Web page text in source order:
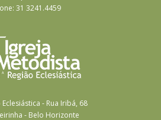
31 3241.4459
Eclesiástica - Rua Iribá, 68
- Belo Horizonte